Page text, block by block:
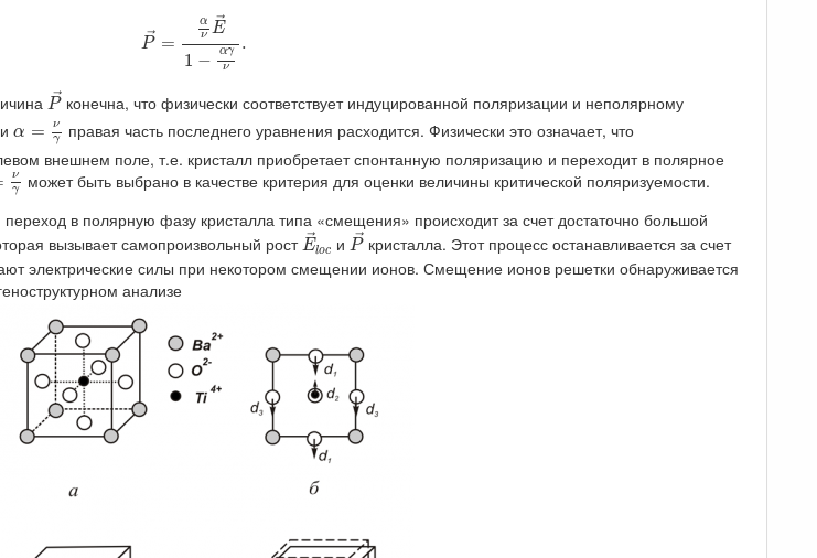
→
P =
α
ν
→
E
1 − αγ
ν
.
ν E→
→
P
P→конечна, что физически соответствует индуцированной поляризации и неполярному
α =
ν
γ
α γ правая часть последнего уравнения расходится. Физически это означает, что
внешнем поле, т.е. кристалл приобретает спонтанную поляризацию и переходит в полярное
ν
γ
νγ может быть выбрано в качестве критерия для оценки величины критической поляризуемости.
в полярную фазу кристалла типа «смещения» происходит за счет достаточно большой
вызывает самопроизвольный рост →
Eloc
E→loc
и →
P
P→кристалла. Этот процесс останавливается за счет
электрические силы при некотором смещении ионов. Смещение ионов решетки обнаруживается
анализе